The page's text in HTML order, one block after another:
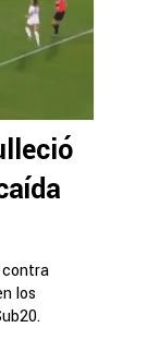
contra
los